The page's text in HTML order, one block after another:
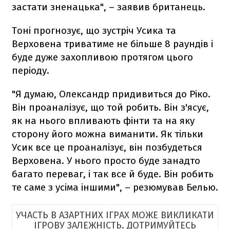
застати зненацька", – заявив британець.
Тоні прогнозує, що зустріч Усика та
Верховена триватиме не більше 8 раундів і
буде дуже захопливою протягом цього
періоду.
"Я думаю, Олександр придивиться до Ріко.
Він проаналізує, що той робить. Він з'ясує,
як на нього впливають фінти та на яку
сторону його можна виманити. Як тільки
Усик все це проаналізує, він позбудеться
Верховена. У нього просто буде занадто
багато переваг, і так все й буде. Він робить
те саме з усіма іншими", – резюмував Белью.
УЧАСТЬ В АЗАРТНИХ ІГРАХ МОЖЕ ВИКЛИКАТИ
ІГРОВУ ЗАЛЕЖНІСТЬ. ДОТРИМУЙТЕСЬ